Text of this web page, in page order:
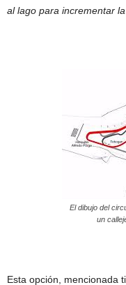
al lago para incrementar
El dibujo del
un
Esta opción, mencionada